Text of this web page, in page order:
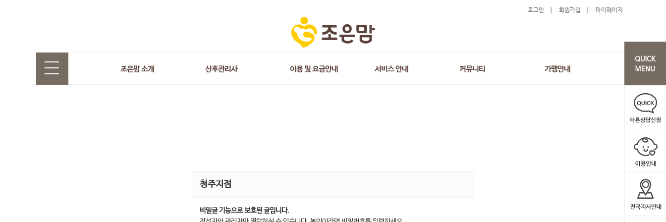
로그인 회원가입 마이페이지
조은맘 소개 산후관리사 이용 및 요금안내 서비스 안내 커뮤니티 가맹안내
청주지점
비밀글 기능으로 보호된 글입니다.